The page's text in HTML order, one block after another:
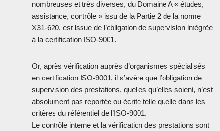
nombreuses et très diverses, du Domaine A « études,
assistance, contrôle » issu de la Partie 2 de la norme
X31-620, est issue de l’obligation de supervision intégrée
à la certification ISO-9001.
Or, après vérification auprès d’organismes spécialisés
en certification ISO-9001, il s’avère que l’obligation de
supervision des prestations, quelles qu’elles soient, n’est
absolument pas reportée ou écrite telle quelle dans les
critères du référentiel de l’ISO-9001.
Le contrôle interne et la vérification des prestations sont